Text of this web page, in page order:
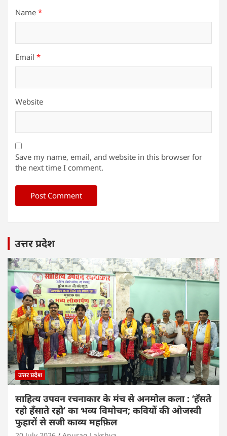
Name *
Email *
Website
Save my name, email, and website in this browser for
the next time I comment.
उत्तर प्रदेश
उत्तर प्रदेश
साहित्य उपवन रचनाकार के मंच से अनमोल कला : ‘हॅंसते
रहो हॅंसाते रहो’ का भव्य विमोचन; कवियों की ओजस्वी
फुहारों से सजी काव्य महफ़िल